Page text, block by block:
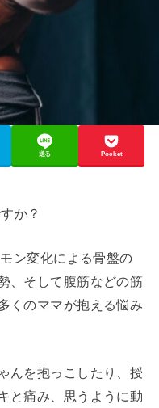
送る Pocket
か？
ン変化による骨盤の
、そして腹筋などの筋
くのママが抱える悩み
んを抱っこしたり、授
と痛み、思うように動